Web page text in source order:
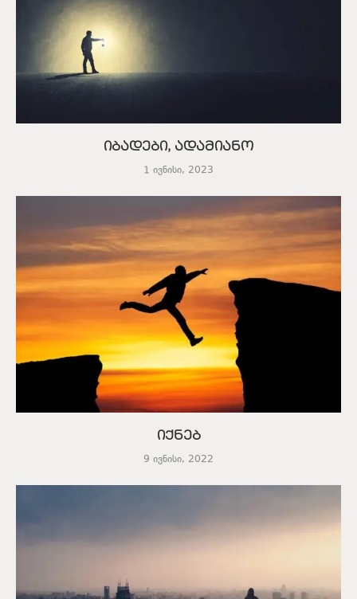
იბადები, ადამიანო
1 ივნისი, 2023
იქნებ
9 ივნისი, 2022